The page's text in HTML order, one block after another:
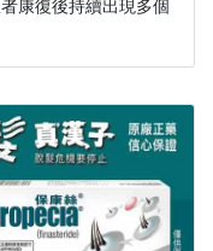
康復後持續出現多個